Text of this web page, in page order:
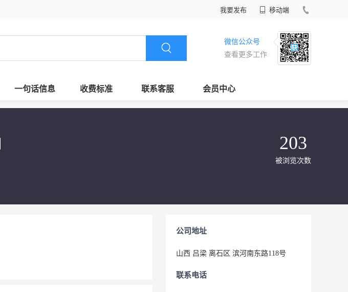
我要发布 移动端
微信公众号
查看更多工作
一句话信息 收费标准 联系客服 会员中心
203
被浏览次数
公司地址
山西 吕梁 离石区 滨河南东路118号
联系电话